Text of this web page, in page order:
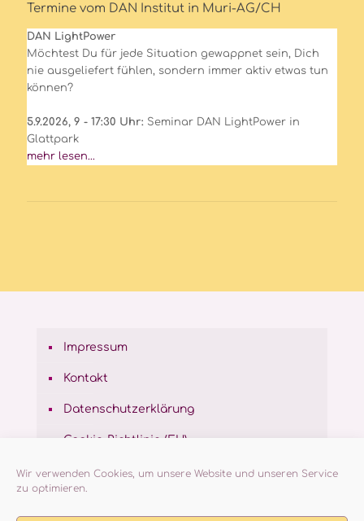
Wir verwenden Cookies, um unsere Website und unseren Service
zu optimieren.
Termine vom DAN Institut in Muri-AG/CH
DAN LightPower
Möchtest Du für jede Situation gewappnet sein, Dich
nie ausgeliefert fühlen, sondern immer aktiv etwas tun
können?
5.9.2026, 9 - 17:30 Uhr: Seminar DAN LightPower in
Glattpark
mehr lesen...
Impressum
Kontakt
Datenschutzerklärung
Cookie-Richtlinie (EU)